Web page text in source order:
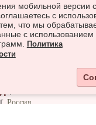
,Россия
,43 года
,Россия
,Россия
мобильной версии
с
что мы
с использованием
Политика